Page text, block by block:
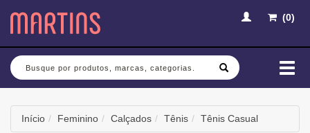
(0)
Busca
Início Feminino Calçados Tênis Tênis Casual